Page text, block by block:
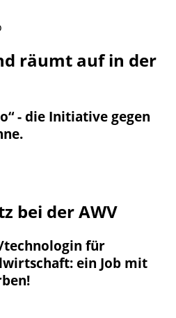
räumt auf in der
- die Initiative gegen
bei der AWV
für
ein Job mit